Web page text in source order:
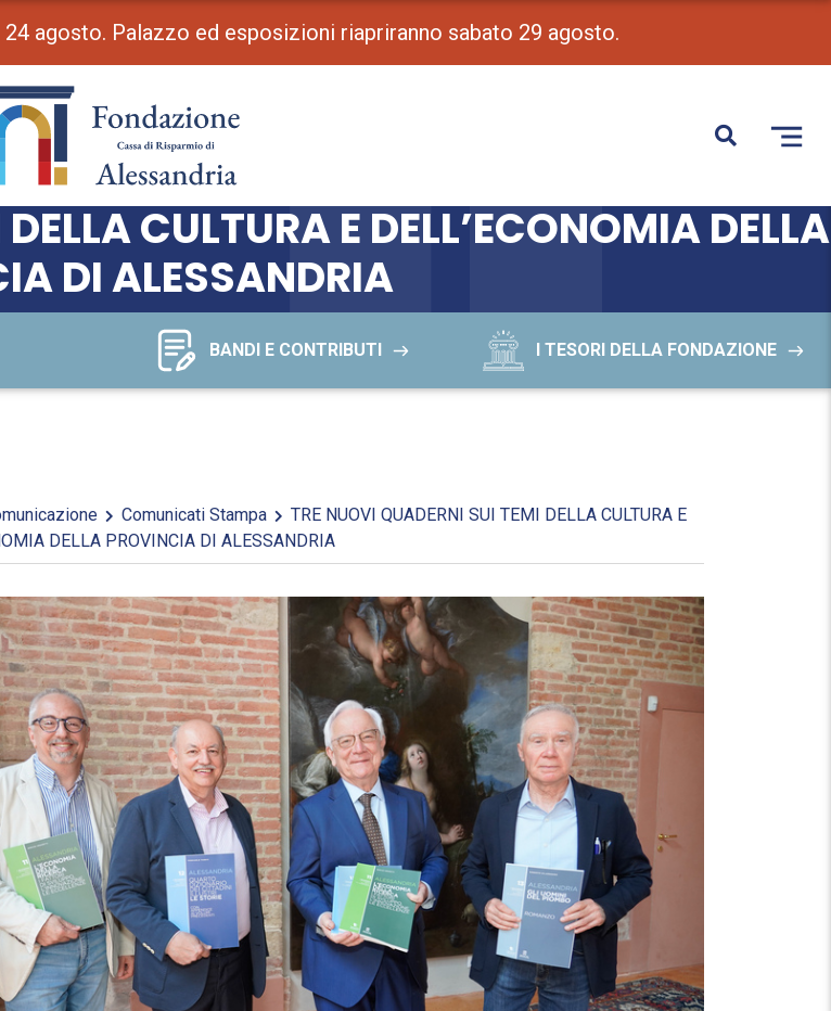
agosto. Palazzo ed esposizioni riapriranno sabato 29 agosto.
CULTURA E DELL’ECONOMIA DELLA
DI ALESSANDRIA
BANDI E CONTRIBUTI I TESORI DELLA FONDAZIONE
Comunicati Stampa
TRE NUOVI QUADERNI SUI TEMI DELLA CULTURA E
DELLA PROVINCIA DI ALESSANDRIA